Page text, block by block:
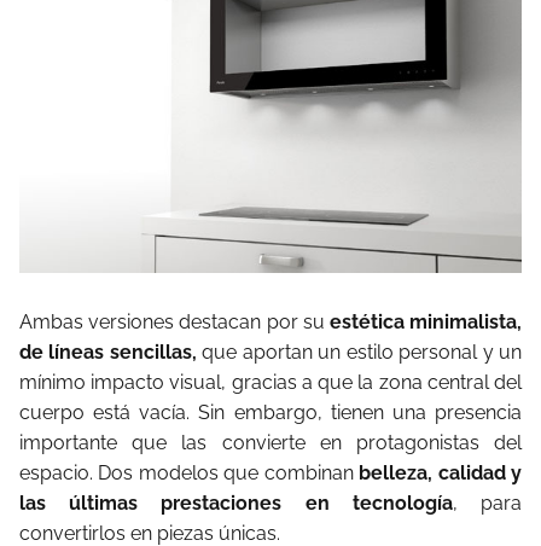
Ambas versiones destacan por su estética minimalista,
de líneas sencillas, que aportan un estilo personal y un
mínimo impacto visual, gracias a que la zona central del
cuerpo está vacía. Sin embargo, tienen una presencia
importante que las convierte en protagonistas del
espacio. Dos modelos que combinan belleza, calidad y
las últimas prestaciones en tecnología, para
convertirlos en piezas únicas.